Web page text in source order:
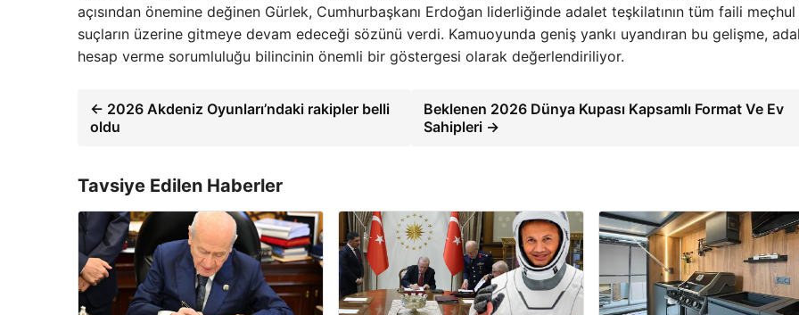
açısından önemine değinen Gürlek, Cumhurbaşkanı Erdoğan liderliğinde adalet teşkilatının tüm faili meçhul
suçların üzerine gitmeye devam edeceği sözünü verdi. Kamuoyunda geniş yankı uyandıran bu gelişme,
hesap verme sorumluluğu bilincinin önemli bir göstergesi olarak değerlendiriliyor.
← 2026 Akdeniz Oyunları’ndaki rakipler belli
oldu
Beklenen 2026 Dünya Kupası Kapsamlı Format Ve Ev
Sahipleri →
Tavsiye Edilen Haberler